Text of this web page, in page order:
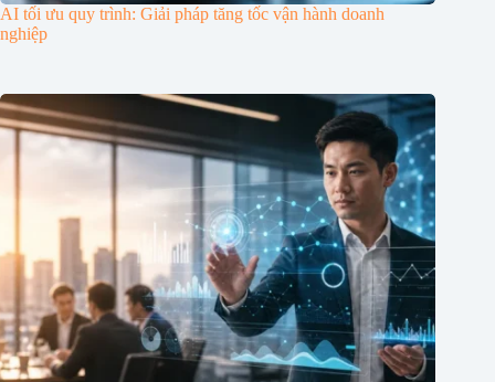
AI tối ưu quy trình: Giải pháp tăng tốc vận hành doanh
nghiệp